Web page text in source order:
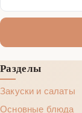
Разделы
Закуски и салаты
Основные блюда